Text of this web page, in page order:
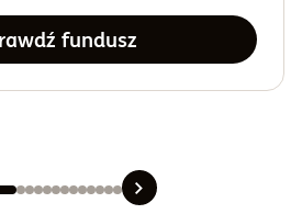
fundusz
Slajd 8
Slajd 9
Slajd 10
Slajd 11
Slajd 12
Slajd 13